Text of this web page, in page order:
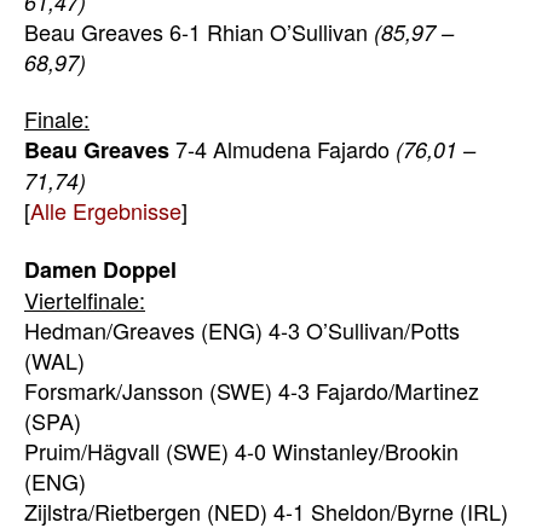
Beau Greaves 6-1 Rhian O’Sullivan (85,97 –
68,97)
Finale:
Beau Greaves7-4 Almudena Fajardo (76,01 –
71,74)
[Alle Ergebnisse]
Damen Doppel
Viertelfinale:
Hedman/Greaves (ENG) 4-3 O’Sullivan/Potts
(WAL)
Forsmark/Jansson (SWE) 4-3 Fajardo/Martinez
(SPA)
Pruim/Hägvall (SWE) 4-0 Winstanley/Brookin
(ENG)
Zijlstra/Rietbergen (NED) 4-1 Sheldon/Byrne (IRL)